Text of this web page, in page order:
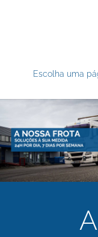
Escolha uma